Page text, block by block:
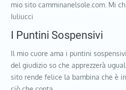
mio sito camminanelsole.com. Mi
Iuliucci
I Puntini Sospensivi
Il mio cuore ama i puntini
del giudizio so che apprezzerà
sito rende felice la bambina che è